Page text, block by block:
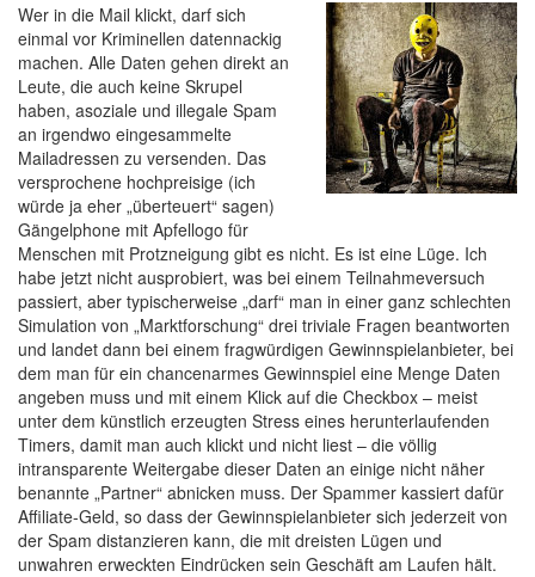
Wer in die Mail klickt, darf sich
einmal vor Kriminellen datennackig
machen. Alle Daten gehen direkt an
Leute, die auch keine Skrupel
haben, asoziale und illegale Spam
an irgendwo eingesammelte
Mailadressen zu versenden. Das
versprochene hochpreisige (ich
würde ja eher „überteuert“ sagen)
Gängelphone mit Apfellogo für
Menschen mit Protzneigung gibt es nicht. Es ist eine Lüge. Ich
habe jetzt nicht ausprobiert, was bei einem Teilnahmeversuch
passiert, aber typischerweise „darf“ man in einer ganz schlechten
Simulation von „Marktforschung“ drei triviale Fragen beantworten
und landet dann bei einem fragwürdigen Gewinnspielanbieter, bei
dem man für ein chancenarmes Gewinnspiel eine Menge Daten
angeben muss und mit einem Klick auf die Checkbox – meist
unter dem künstlich erzeugten Stress eines herunterlaufenden
Timers, damit man auch klickt und nicht liest – die völlig
intransparente Weitergabe dieser Daten an einige nicht näher
benannte „Partner“ abnicken muss. Der Spammer kassiert dafür
Affiliate-Geld, so dass der Gewinnspielanbieter sich jederzeit von
der Spam distanzieren kann, die mit dreisten Lügen und
unwahren erweckten Eindrücken sein Geschäft am Laufen hält.